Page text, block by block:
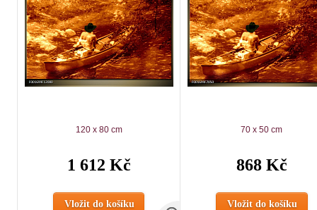
120 x 80 cm
1 612 Kč
Vložit do košíku
70 x 50 cm
868 Kč
Vložit do košíku